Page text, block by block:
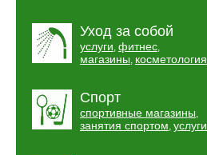
Уход за собой
услуги, фитнес,
магазины, косметология
Спорт
спортивные магазины,
занятия спортом, услуги